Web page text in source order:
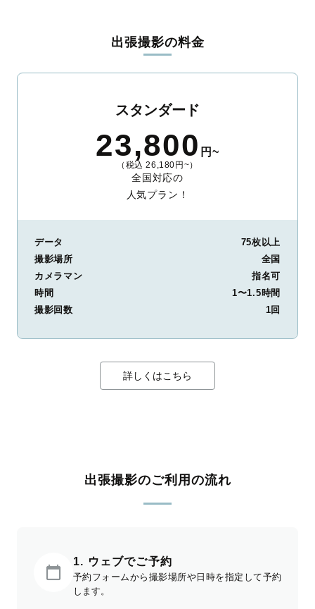
出張撮影の料金
スタンダード
23,800 円~
（税込 26,180円~）
全国対応の
人気プラン！
データ
75枚以上
撮影場所
全国
カメラマン
指名可
時間
1〜1.5時間
撮影回数
1回
詳しくはこちら
出張撮影のご利用の流れ
1. ウェブでご予約
予約フォームから撮影場所や日時を指定して予約
します。